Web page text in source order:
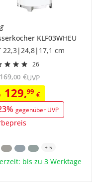
KLF03WHEU
22,3|24,8|17,1 cm
26
129,99 €
% gegenüber UVP
169,00 €UVP
+ 5
bis zu 3 Werktage